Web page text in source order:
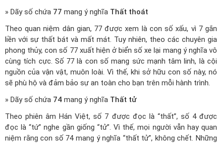
» Dãy số chứa 77 mang ý nghĩa Thất thoát
Theo quan niệm dân gian, 77 được xem là con số xấu, vì 7 gắn
liền với sự thất bát và mất mát. Tuy nhiên, theo các chuyên gia
phong thủy, con số 77 xuất hiện ở biển số xe lại mang ý nghĩa vô
cùng tích cực. Số 77 là con số mang sức mạnh tâm linh, là cội
nguồn của vận vật, muôn loài. Vì thế, khi sở hữu con số này, nó
sẽ phù hộ và đảm bảo sự an toàn cho bạn trên mỗi hành trình.
» Dãy số chứa 74 mang ý nghĩa Thất tử
Theo phiên âm Hán Việt, số 7 được đọc là “thất”, số 4 được
đọc là “tứ” nghe gần giống “tử”. Vì thế, mọi người vẫn hay quan
niệm rằng con số 74 mang ý nghĩa “thất tử”, không chết. Những